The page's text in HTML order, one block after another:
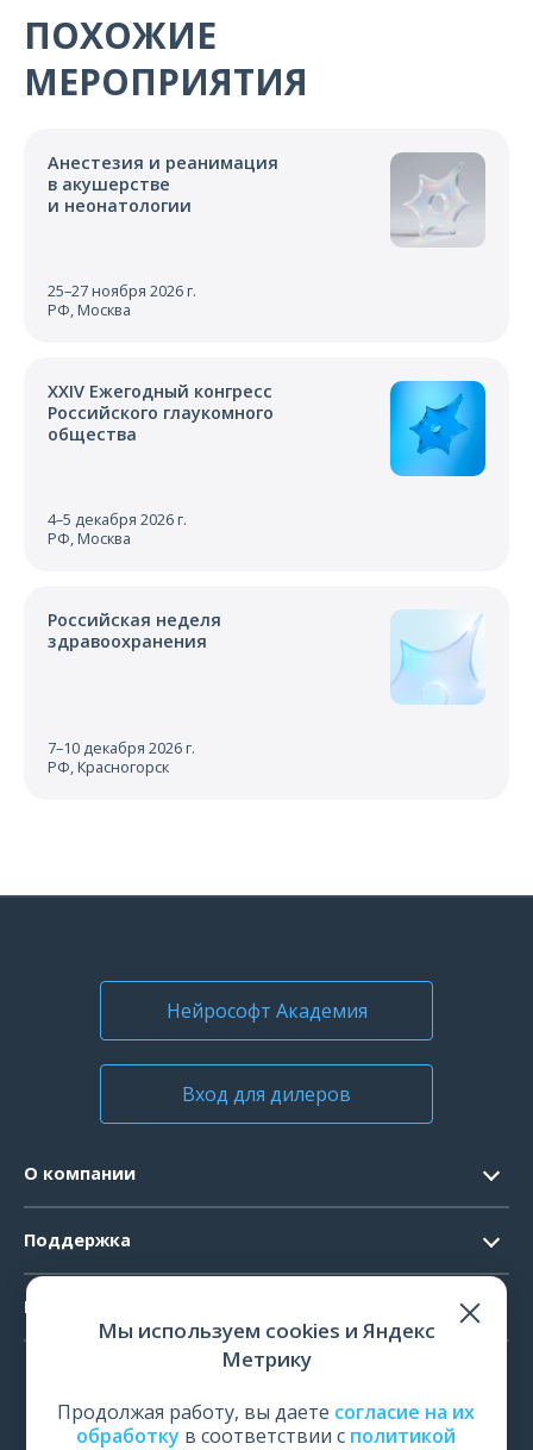
ПОХОЖИЕ
МЕРОПРИЯТИЯ
Анестезия и реанимация
в акушерстве
и неонатологии
25–27 ноября 2026 г.
РФ, Москва
XXIV Ежегодный конгресс
Российского глаукомного
общества
4–5 декабря 2026 г.
РФ, Москва
Российская неделя
здравоохранения
7–10 декабря 2026 г.
РФ, Красногорск
Нейрософт Академия
Вход для дилеров
О компании
Официальные документы
Поддержка
Системные требования
Поверка и калибровка
Продукты
ЭМГ
Мы используем cookies и Яндекс
Метрику
Продолжая работу, вы даете согласие на их
обработку в соответствии с политикой